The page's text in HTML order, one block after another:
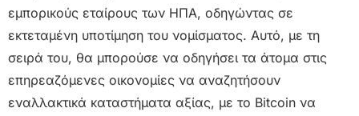
εμπορικούς εταίρους των ΗΠΑ, οδηγώντας σε
εκτεταμένη υποτίμηση του νομίσματος. Αυτό, με τη
σειρά του, θα μπορούσε να οδηγήσει τα άτομα στις
επηρεαζόμενες οικονομίες να αναζητήσουν
εναλλακτικά καταστήματα αξίας, με το Bitcoin να